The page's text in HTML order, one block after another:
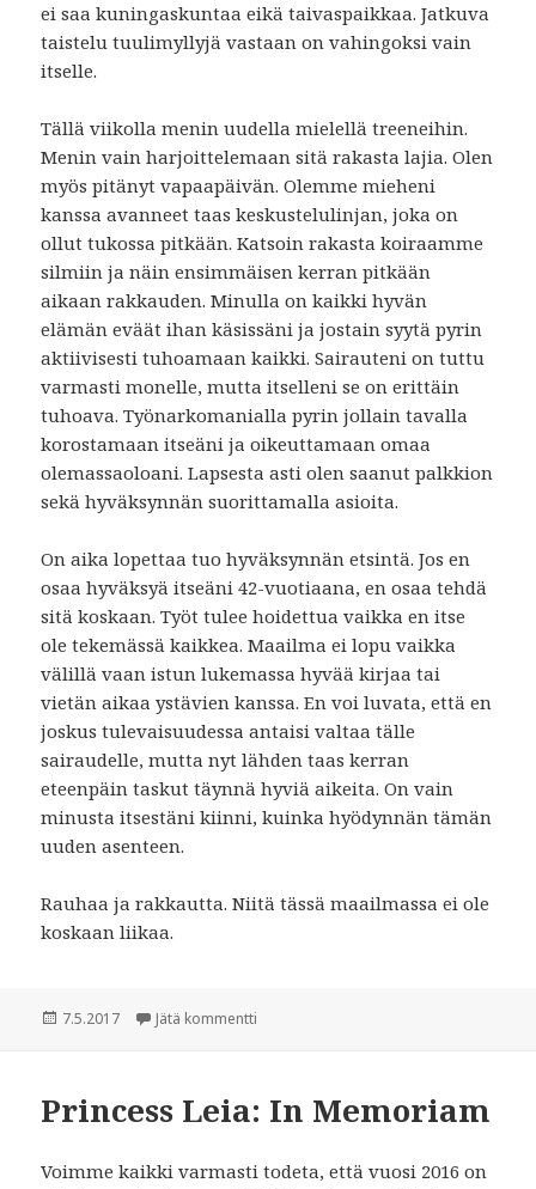
ei saa kuningaskuntaa eikä taivaspaikkaa. Jatkuva
taistelu tuulimyllyjä vastaan on vahingoksi vain
itselle.
Tällä viikolla menin uudella mielellä treeneihin.
Menin vain harjoittelemaan sitä rakasta lajia. Olen
myös pitänyt vapaapäivän. Olemme mieheni
kanssa avanneet taas keskustelulinjan, joka on
ollut tukossa pitkään. Katsoin rakasta koiraamme
silmiin ja näin ensimmäisen kerran pitkään
aikaan rakkauden. Minulla on kaikki hyvän
elämän eväät ihan käsissäni ja jostain syytä pyrin
aktiivisesti tuhoamaan kaikki. Sairauteni on tuttu
varmasti monelle, mutta itselleni se on erittäin
tuhoava. Työnarkomanialla pyrin jollain tavalla
korostamaan itseäni ja oikeuttamaan omaa
olemassaoloani. Lapsesta asti olen saanut palkkion
sekä hyväksynnän suorittamalla asioita.
On aika lopettaa tuo hyväksynnän etsintä. Jos en
osaa hyväksyä itseäni 42-vuotiaana, en osaa tehdä
sitä koskaan. Työt tulee hoidettua vaikka en itse
ole tekemässä kaikkea. Maailma ei lopu vaikka
välillä vaan istun lukemassa hyvää kirjaa tai
vietän aikaa ystävien kanssa. En voi luvata, että en
joskus tulevaisuudessa antaisi valtaa tälle
sairaudelle, mutta nyt lähden taas kerran
eteenpäin taskut täynnä hyviä aikeita. On vain
minusta itsestäni kiinni, kuinka hyödynnän tämän
uuden asenteen.
Rauhaa ja rakkautta. Niitä tässä maailmassa ei ole
koskaan liikaa.
Julkaistu
7.5.2017 Jätä kommentti
Princess Leia: In Memoriam
Voimme kaikki varmasti todeta, että vuosi 2016 on